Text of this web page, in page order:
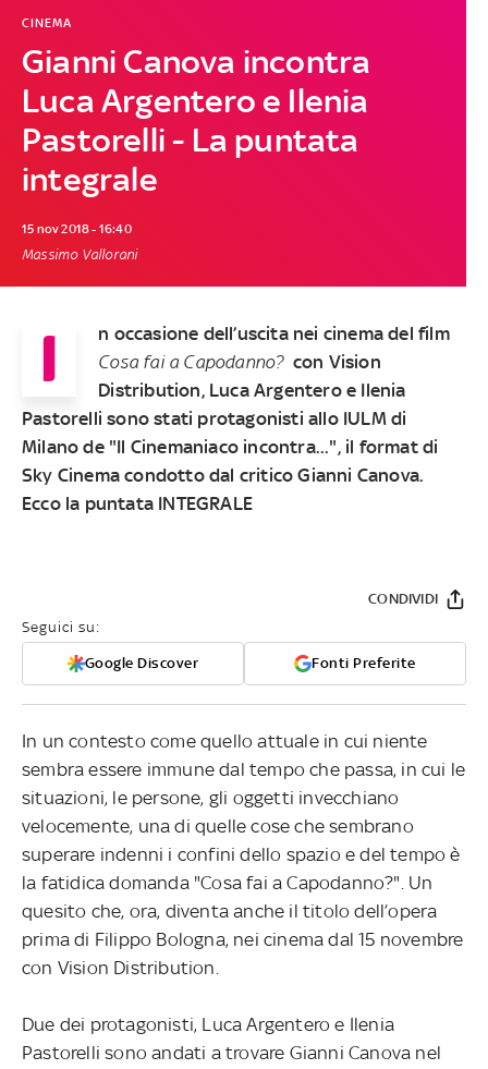
Gianni Canova incontra
Luca Argentero e Ilenia
Pastorelli - La puntata
integrale
CINEMA
15 nov 2018 - 16:40
Massimo Vallorani
I
n occasione dell’uscita nei cinema del film
Cosa fai a Capodanno?con Vision
Distribution, Luca Argentero e Ilenia
Pastorelli sono stati protagonisti allo IULM di
Milano de "Il Cinemaniaco incontra...", il format di
Sky Cinema condotto dal critico Gianni Canova.
Ecco la puntata INTEGRALE
Seguici su:
Google Discover Fonti Preferite
CONDIVIDI
In un contesto come quello attuale in cui niente
sembra essere immune dal tempo che passa, in cui le
situazioni, le persone, gli oggetti invecchiano
velocemente, una di quelle cose che sembrano
superare indenni i confini dello spazio e del tempo è
la fatidica domanda "Cosa fai a Capodanno?". Un
quesito che, ora, diventa anche il titolo dell’opera
prima di Filippo Bologna, nei cinema dal 15 novembre
con Vision Distribution.
Due dei protagonisti, Luca Argentero e Ilenia
Pastorelli sono andati a trovare Gianni Canova nel